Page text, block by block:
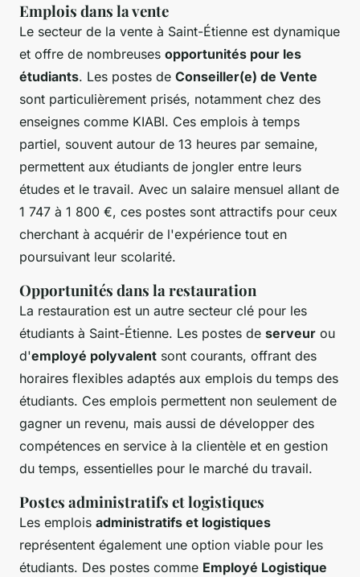
Emplois dans la vente
Le secteur de la vente à Saint-Étienne est dynamique
et offre de nombreuses opportunités pour les
étudiants. Les postes de Conseiller(e) de Vente
sont particulièrement prisés, notamment chez des
enseignes comme KIABI. Ces emplois à temps
partiel, souvent autour de 13 heures par semaine,
permettent aux étudiants de jongler entre leurs
études et le travail. Avec un salaire mensuel allant de
1 747 à 1 800 €, ces postes sont attractifs pour ceux
cherchant à acquérir de l'expérience tout en
poursuivant leur scolarité.
Opportunités dans la restauration
La restauration est un autre secteur clé pour les
étudiants à Saint-Étienne. Les postes de serveur ou
d'employé polyvalent sont courants, offrant des
horaires flexibles adaptés aux emplois du temps des
étudiants. Ces emplois permettent non seulement de
gagner un revenu, mais aussi de développer des
compétences en service à la clientèle et en gestion
du temps, essentielles pour le marché du travail.
Postes administratifs et logistiques
Les emplois administratifs et logistiques
représentent également une option viable pour les
étudiants. Des postes comme Employé Logistique